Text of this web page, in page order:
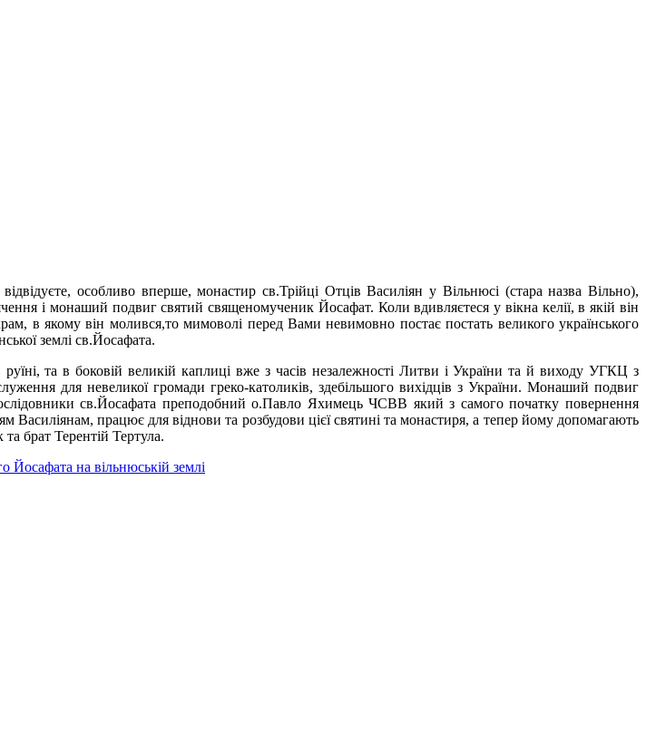
особливо вперше, монастир св.Трійці Отців Василіян у Вільнюсі (стара назва Вільно),
і монаший подвиг святий священомученик Йосафат. Коли вдивляєтеся у вікна келії, в якій він
в якому він молився,то мимоволі перед Вами невимовно постає постать великого українського
землі св.Йосафата.
та в боковій великій каплиці вже з часів незалежності Литви і України та й виходу УГКЦ з
для невеликої громади греко-католиків, здебільшого вихідців з України. Монаший подвиг
св.Йосафата преподобний о.Павло Яхимець ЧСВВ який з самого початку повернення
Василіянам, працює для віднови та розбудови цієї святині та монастиря, а тепер йому допомагають
брат Терентій Тертула.
Йосафата на вільнюській землі